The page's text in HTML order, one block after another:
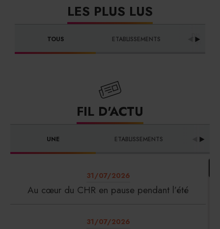
LES PLUS LUS
TOUS ETABLISSEMENTS
FIL D'ACTU
UNE ETABLISSEMENTS
31/07/2026
Au cœur du CHR en pause pendant l’été
31/07/2026